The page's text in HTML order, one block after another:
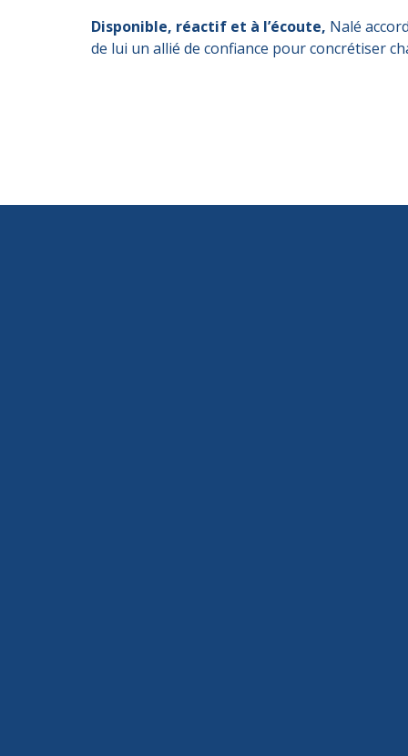
Disponible, réactif et à l’écoute, Nalé
de lui un allié de confiance pour concrétiser